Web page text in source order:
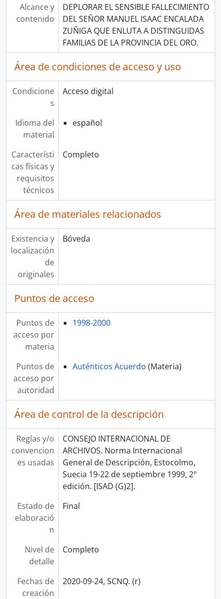
Alcance y
contenido
DEPLORAR EL SENSIBLE FALLECIMIENTO
DEL SEÑOR MANUEL ISAAC ENCALADA
ZUÑIGA QUE ENLUTA A DISTINGUIDAS
FAMILIAS DE LA PROVINCIA DEL ORO.
Área de condiciones de acceso y uso
Condicione
s
Acceso digital
Idioma del
material
español
Característi
cas físicas y
requisitos
técnicos
Completo
Área de materiales relacionados
Existencia y
localización
de
originales
Bóveda
Puntos de acceso
Puntos de
acceso por
materia
1998-2000
Puntos de
acceso por
autoridad
Auténticos Acuerdo (Materia)
Área de control de la descripción
Reglas y/o
convencion
es usadas
CONSEJO INTERNACIONAL DE
ARCHIVOS. Norma Internacional
General de Descripción, Estocolmo,
Suecia 19-22 de septiembre 1999, 2°
edición. [ISAD (G)2].
Estado de
elaboració
n
Final
Nivel de
detalle
Completo
Fechas de
creación
2020-09-24, SCNQ. (r)